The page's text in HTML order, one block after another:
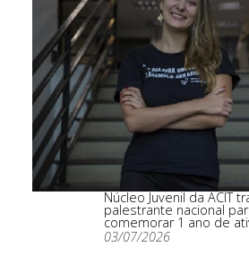
Núcleo Juvenil da ACIT
palestrante nacional
comemorar 1 ano de
03/07/2026